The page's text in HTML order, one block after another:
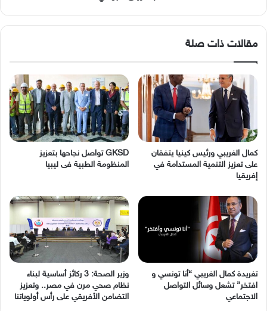
مقالات ذات صلة
كمال الغريبي ورئيس كينيا يتفقان
على تعزيز التنمية المستدامة في
إفريقيا
GKSD تواصل نجاحها بتعزيز
المنظومة الطبية فى ليبيا
‬الاجتماعي
وزير الصحة: 3 ركائز أساسية لبناء
نظام صحي مرن في مصر.. وتعزيز
التضامن الأفريقي على رأس أولوياتنا